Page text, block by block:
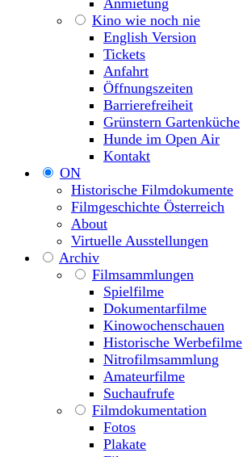
Kino wie noch nie
English Version
Tickets
Anfahrt
Öffnungszeiten
Barrierefreiheit
Grünstern Gartenküche
Hunde im Open Air
Kontakt
ON
Historische Filmdokumente
Filmgeschichte Österreich
About
Virtuelle Ausstellungen
Archiv
Filmsammlungen
Spielfilme
Dokumentarfilme
Kinowochenschauen
Historische Werbefilme
Nitrofilmsammlung
Amateurfilme
Suchaufrufe
Filmdokumentation
Fotos
Plakate